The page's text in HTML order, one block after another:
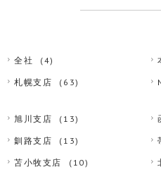
全社 (4)
札幌支店 (63)
旭川支店 (13)
釧路支店 (13)
苫小牧支店 (10)